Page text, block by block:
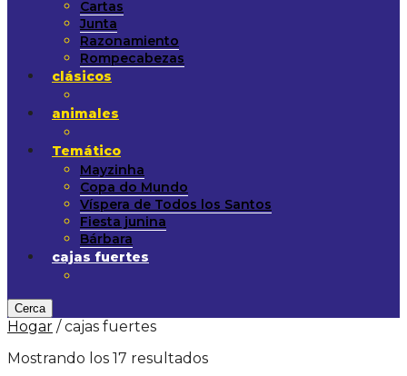
Cartas
Junta
Razonamiento
Rompecabezas
clásicos
animales
Temático
Mayzinha
Copa do Mundo
Víspera de Todos los Santos
Fiesta junina
Bárbara
cajas fuertes
Cerca
Hogar /cajas fuertes
Mostrando los 17 resultados